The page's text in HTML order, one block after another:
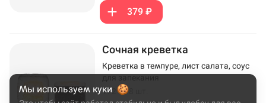
379 ₽
Сочная креветка
Креветка в темпуре, лист салата, соус
172 г ·
Мы используем куки